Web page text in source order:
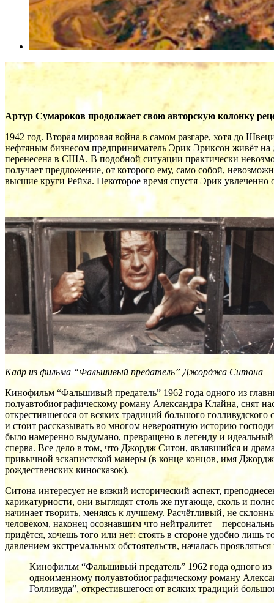
Артур Сумароков продолжает свою авторскую колонку
1942 год. Вторая мировая война в самом разгаре, хотя до
нефтяным бизнесом предприниматель Эрик Эриксон живёт на
перенесена в США. В подобной ситуации практически
получает предложение, от которого ему, само собой,
высшие круги Рейха. Некоторое время спустя Эрик увлеченно
Кадр из фильма “Фальшивый предатель” Джорджа Ситона
Кинофильм “Фальшивый предатель” 1962 года одного из
полуавтобиографическому роману Александра Клайна, снят
открестившегося от всяких традиций большого
и стоит рассказывать во многом невероятную историю
было намеренно выдумано, превращено в легенду и
сперва. Все дело в том, что Джордж Ситон, являвшийся и
привычной эскапистской манеры (в конце концов, имя
рождественских киносказок).
Ситона интересует не вязкий исторический аспект,
карикатурности, они выглядят столь же пугающе, сколь и
начинает творить, меняясь к лучшему. Расчётливый, не
человеком, наконец осознавшим что нейтралитет –
придётся, хочешь того или нет: стоять в стороне удобно
давлением экстремальных обстоятельств, началась
Кинофильм “Фальшивый предатель” 1962 года одного
одноименному полуавтобиографическому роману
Голливуда”, открестившегося от всяких традиций